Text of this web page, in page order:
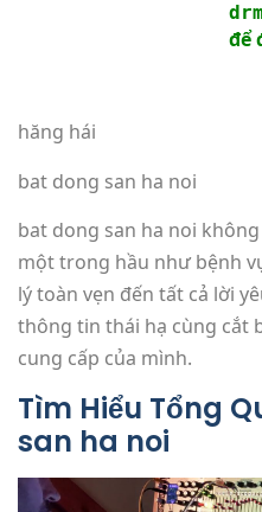
để
hăng hái
bat dong san ha noi
bat dong san ha noi
một trong hầu như bệnh
lý toàn vẹn đến tất cả lời
thông tin thái hạ cùng cắt
cung cấp của mình.
Tìm Hiểu Tổng
san ha noi